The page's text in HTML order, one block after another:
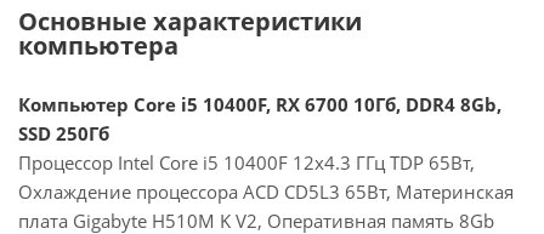
Основные характеристики
компьютера
Компьютер Core i5 10400F, RX 6700 10Гб, DDR4 8Gb,
SSD 250Гб
Процессор Intel Core i5 10400F 12x4.3 ГГц TDP 65Вт,
Охлаждение процессора ACD CD5L3 65Вт, Материнская
плата Gigabyte H510M K V2, Оперативная память 8Gb